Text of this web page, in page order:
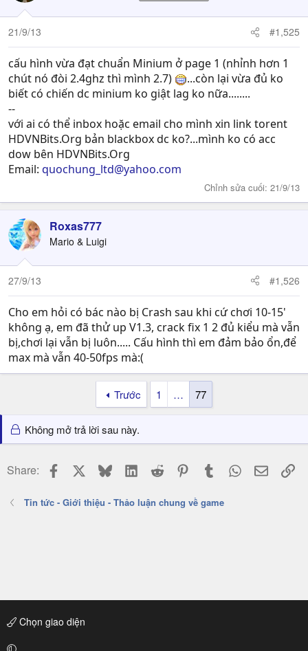
21/9/13 #1,525
cấu hình vừa đạt chuẩn Minium ở page 1 (nhỉnh hơn 1
chút nó đòi 2.4ghz thì mình 2.7)
...còn lại vừa đủ ko
biết có chiến dc minium ko giật lag ko nữa........
--
với ai có thể inbox hoặc email cho mình xin link torent
HDVNBits.Org bản blackbox dc ko?...mình ko có acc
dow bên HDVNBits.Org
Email: quochung_ltd@yahoo.com
Chỉnh sửa cuối: 21/9/13
Roxas777
Mario & Luigi
27/9/13 #1,526
Cho em hỏi có bác nào bị Crash sau khi cứ chơi 10-15'
không ạ, em đã thử up V1.3, crack fix 1 2 đủ kiểu mà vẫn
bị,chơi lại vẫn bị luôn..... Cấu hình thì em đảm bảo ổn,để
max mà vẫn 40-50fps mà:(
Trước 1 … 77
Không mở trả lời sau này.
Share: Facebook BlueskyLinkedIn
Reddit PinterestTumblr WhatsApp
Email
Tin tức - Giới thiệu - Thảo luận chung về game
Chọn giao diện